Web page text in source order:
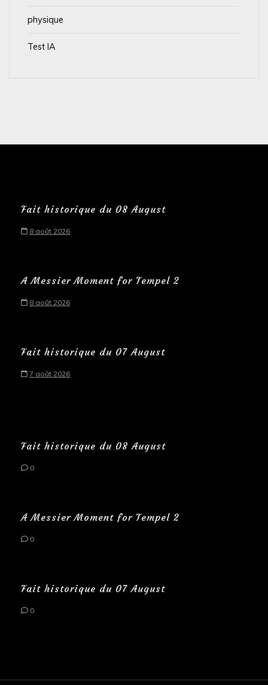
physique
Test IA
Fait historique du 08 August
8 août 2026
A Messier Moment for Tempel 2
8 août 2026
Fait historique du 07 August
7 août 2026
Fait historique du 08 August
0
A Messier Moment for Tempel 2
0
Fait historique du 07 August
0